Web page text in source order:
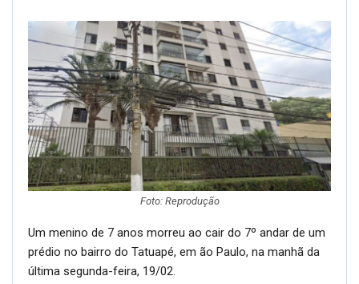
Foto: Reprodução
Um menino de 7 anos morreu ao cair do 7º andar de um
prédio no bairro do Tatuapé, em ão Paulo, na manhã da
última segunda-feira, 19/02.